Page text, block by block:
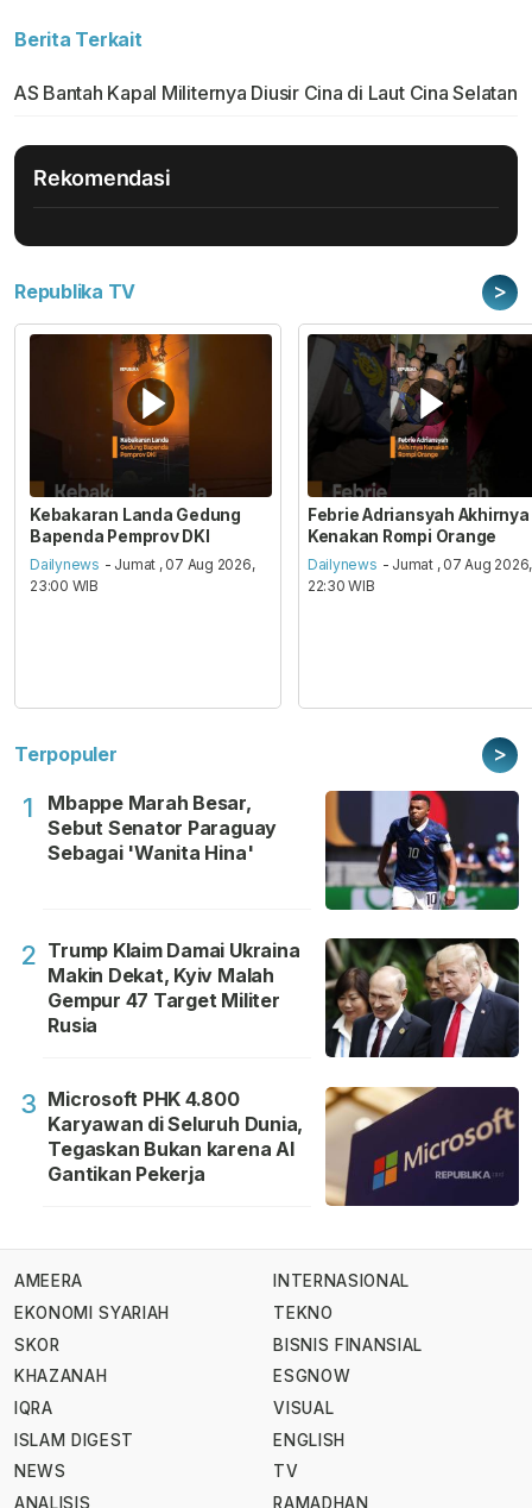
Berita Terkait
AS Bantah Kapal Militernya Diusir Cina di Laut Cina Selatan
Rekomendasi
Republika TV >
Kebakaran Landa Gedung
Bapenda Pemprov DKI
Dailynews - Jumat , 07 Aug 2026,
23:00 WIB
Febrie Adriansyah Akhirnya
Kenakan Rompi Orange
Dailynews - Jumat , 07 Aug 2026,
22:30 WIB
Terpopuler >
1
Mbappe Marah Besar,
Sebut Senator Paraguay
Sebagai 'Wanita Hina'
2 Trump Klaim Damai Ukraina
Makin Dekat, Kyiv Malah
Gempur 47 Target Militer
Rusia
3 Microsoft PHK 4.800
Karyawan di Seluruh Dunia,
Tegaskan Bukan karena AI
Gantikan Pekerja
AMEERA
EKONOMI SYARIAH
SKOR
KHAZANAH
IQRA
ISLAM DIGEST
NEWS
ANALISIS
INTERNASIONAL
TEKNO
BISNIS FINANSIAL
ESGNOW
VISUAL
ENGLISH
TV
RAMADHAN